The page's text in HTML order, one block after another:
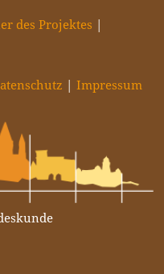
des Projektes
Impressum